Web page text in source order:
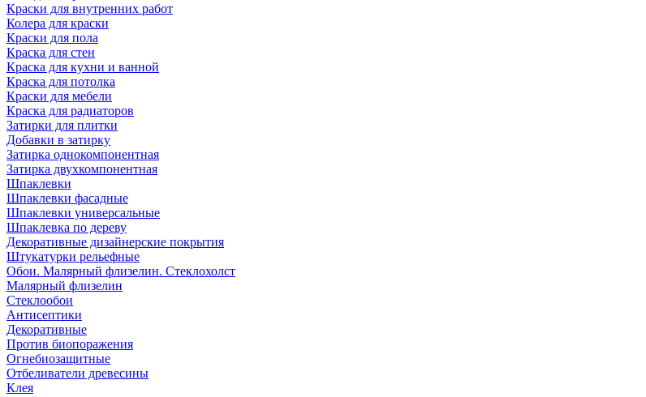
Краски для внутренних работ
Колера для краски
Краски для пола
Краска для стен
Краска для кухни и ванной
Краска для потолка
Краски для мебели
Краска для радиаторов
Затирки для плитки
Добавки в затирку
Затирка однокомпонентная
Затирка двухкомпонентная
Шпаклевки
Шпаклевки фасадные
Шпаклевки универсальные
Шпаклевка по дереву
Декоративные дизайнерские покрытия
Штукатурки рельефные
Обои. Малярный флизелин. Стеклохолст
Малярный флизелин
Стеклообои
Антисептики
Декоративные
Против биопоражения
Огнебиозащитные
Отбеливатели древесины
Клея